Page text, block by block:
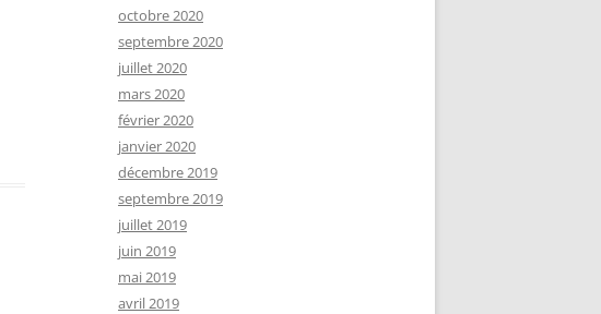
octobre 2020
septembre 2020
juillet 2020
mars 2020
février 2020
janvier 2020
décembre 2019
septembre 2019
juillet 2019
juin 2019
mai 2019
avril 2019